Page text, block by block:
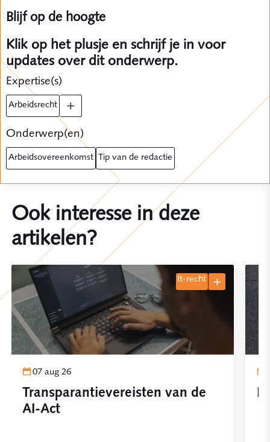
Blijf op de hoogte
Klik op het plusje en schrijf je in voor
updates over dit onderwerp.
Expertise(s)
arbeidsrecht
Onderwerp(en)
arbeidsovereenkomst tip van de redactie
Ook interesse in deze
artikelen?
it-recht
07 aug 26
Transparantievereisten van de
AI-Act